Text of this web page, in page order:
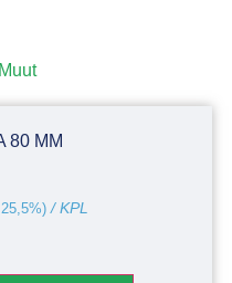
Muut
80 MM
/ KPL